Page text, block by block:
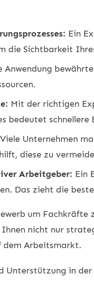
Ein
die Sichtbarkeit
Anwendung
Mit der richtigen
bedeutet schnellere
Viele Unternehmen
diese zu
Arbeitgeber: Ein
Das zieht die
um Fachkräfte
nicht nur
dem Arbeitsmarkt.
Unterstützung in der